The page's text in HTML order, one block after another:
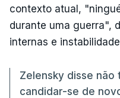
contexto atual,
durante uma guerra",
internas e
Zelensky disse
candidar-se de